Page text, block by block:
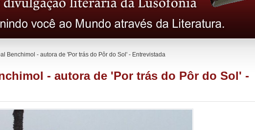
Benchimol - autora de 'Por trás do Pôr do Sol' - Entrevistada
- autora de 'Por trás do Pôr do Sol' -